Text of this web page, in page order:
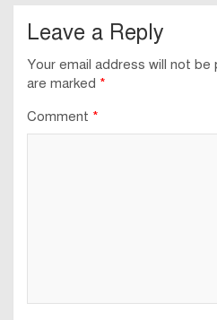
Leave a Reply
Your email address will not be
are marked *
Comment *